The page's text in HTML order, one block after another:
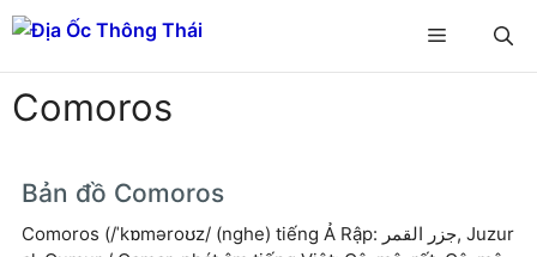
Chuyển
đến
nội
dung
Menu
Comoros
Bản đồ Comoros
Comoros (/ˈkɒməroʊz/ (nghe) tiếng Ả Rập: جزر القمر‎, Juzur